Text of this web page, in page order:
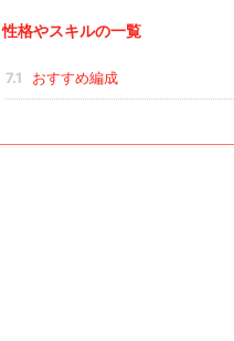
性格やスキルの一覧
7.1 おすすめ編成